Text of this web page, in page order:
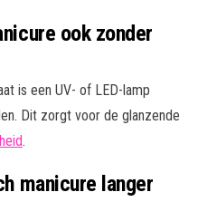
ook zonder
is een UV- of LED-lamp
Dit zorgt voor de glanzende
.
manicure langer